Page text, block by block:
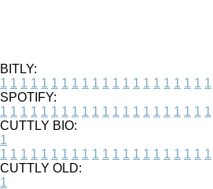
BITLY:
1 1 1 1 1 1 1 1 1 1 1 1 1 1 1 1 1 1 1 1 1
SPOTIFY:
1 1 1 1 1 1 1 1 1 1 1 1 1 1 1 1 1 1 1 1 1
CUTTLY BIO:
1
1 1 1 1 1 1 1 1 1 1 1 1 1 1 1 1 1 1 1 1 1
CUTTLY OLD:
1